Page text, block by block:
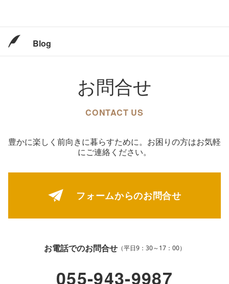
Blog
お問合せ
CONTACT US
豊かに楽しく前向きに暮らすために。お困りの方はお気軽
にご連絡ください。
フォームからのお問合せ
お電話でのお問合せ（平日9：30～17：00）
055-943-9987